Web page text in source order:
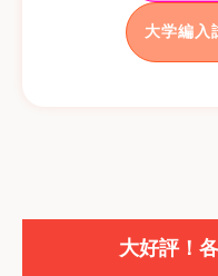
大学編入
大好評！